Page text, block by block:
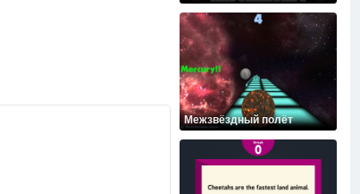
Межзвёздный полёт